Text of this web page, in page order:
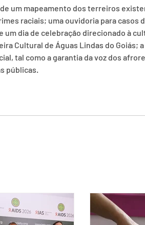
um mapeamento dos terreiros
raciais; uma ouvidoria para casos
um dia de celebração direcionado à
Cultural de Águas Lindas do Goiás;
tal como a garantia da voz dos
públicas.